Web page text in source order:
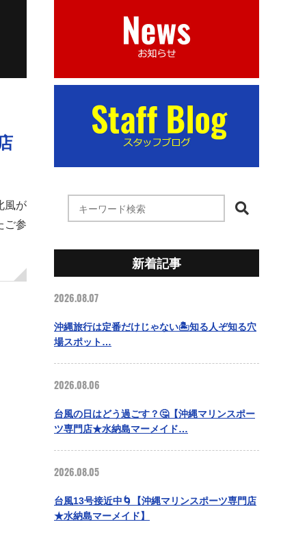
風が
ご参
新着記事
2026.08.07
沖縄旅行は定番だけじゃない🏝️知る人ぞ知る穴
場スポット…
2026.08.06
台風の日はどう過ごす？🤔【沖縄マリンスポー
ツ専門店★水納島マーメイド…
2026.08.05
台風13号接近中🌀【沖縄マリンスポーツ専門店
★水納島マーメイド】